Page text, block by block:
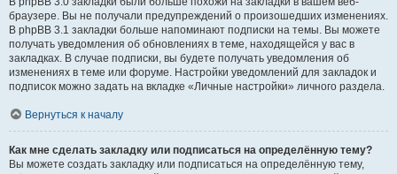
браузере. Вы не получали предупреждений о произошедших изменениях.
В phpBB 3.1 закладки больше напоминают подписки на темы. Вы можете
получать уведомления об обновлениях в теме, находящейся у вас в
закладках. В случае подписки, вы будете получать уведомления об
изменениях в теме или форуме. Настройки уведомлений для закладок и
подписок можно задать на вкладке «Личные настройки» личного раздела.
Вернуться к началу
Как мне сделать закладку или подписаться на определённую тему?
Вы можете создать закладку или подписаться на определённую тему,